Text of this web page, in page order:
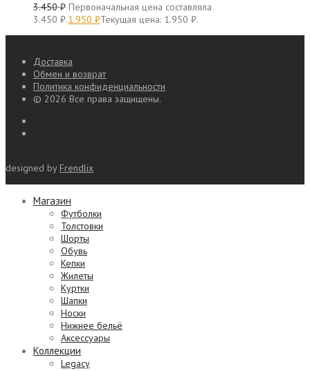
3.450₽ Первоначальная цена составляла
3.450 ₽.1.950 ₽Текущая цена: 1.950 ₽.
Доставка
Обмен и возврат
Политика конфиденциальности
© 2026 Все права защищены.
designed by Frendlix
Магазин
Футболки
Толстовки
Шорты
Обувь
Кепки
Жилеты
Куртки
Шапки
Носки
Нижнее бельё
Аксессуары
Коллекции
Legacy